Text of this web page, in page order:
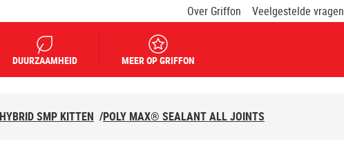
Over Griffon Veelgestelde vragen
DUURZAAMHEID MEER OP GRIFFON
SMP KITTEN /POLY MAX® SEALANT ALL JOINTS